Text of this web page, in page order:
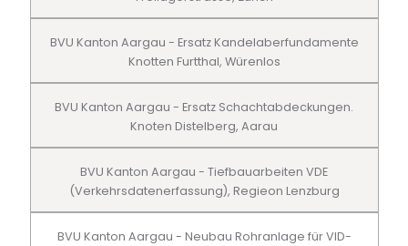
BVU Kanton Aargau - Ersatz Kandelaberfundamente
Knotten Furtthal, Würenlos
BVU Kanton Aargau - Ersatz Schachtabdeckungen.
Knoten Distelberg, Aarau
BVU Kanton Aargau - Tiefbauarbeiten VDE
(Verkehrsdatenerfassung), Regieon Lenzburg
BVU Kanton Aargau - Neubau Rohranlage für VID-